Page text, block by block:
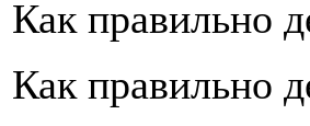
Как правильно
Как правильно